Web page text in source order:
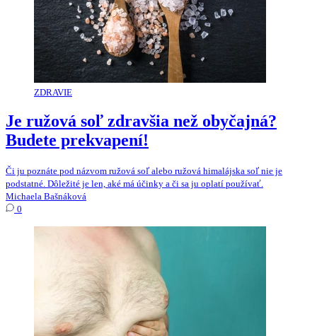
ZDRAVIE
Je ružová soľ zdravšia než obyčajná?
Budete prekvapení!
Či ju poznáte pod názvom ružová soľ alebo ružová himalájska soľ nie je
podstatné. Dôležité je len, aké má účinky a či sa ju oplatí používať.
Michaela Bašnáková
0